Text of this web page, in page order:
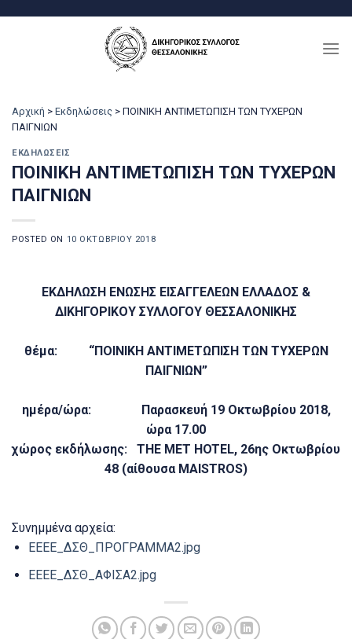
Αρχική > Εκδηλώσεις > ΠΟΙΝΙΚΗ ΑΝΤΙΜΕΤΩΠΙΣΗ ΤΩΝ ΤΥΧΕΡΩΝ
ΠΑΙΓΝΙΩΝ
ΕΚΔΗΛΏΣΕΙΣ
ΠΟΙΝΙΚΗ ΑΝΤΙΜΕΤΩΠΙΣΗ ΤΩΝ ΤΥΧΕΡΩΝ
ΠΑΙΓΝΙΩΝ
POSTED ON 10 ΟΚΤΩΒΡΊΟΥ 2018
ΕΚΔΗΛΩΣΗ ΕΝΩΣΗΣ ΕΙΣΑΓΓΕΛΕΩΝ ΕΛΛΑΔΟΣ &
ΔΙΚΗΓΟΡΙΚΟΥ ΣΥΛΛΟΓΟΥ ΘΕΣΣΑΛΟΝΙΚΗΣ
θέμα: “ΠΟΙΝΙΚΗ ΑΝΤΙΜΕΤΩΠΙΣΗ ΤΩΝ ΤΥΧΕΡΩΝ
ΠΑΙΓΝΙΩΝ”
ημέρα/ώρα: Παρασκευή 19 Οκτωβρίου 2018,
ώρα 17.00
χώρος εκδήλωσης: THE MET HOTEL, 26ης Οκτωβρίου
48 (αίθουσα MAISTROS)
Συνημμένα αρχεία:
ΕΕΕΕ_ΔΣΘ_ΠΡΟΓΡΑΜΜΑ2.jpg
ΕΕΕΕ_ΔΣΘ_ΑΦΙΣΑ2.jpg